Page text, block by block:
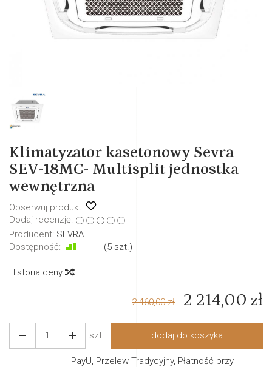
Klimatyzator kasetonowy Sevra
SEV-18MC- Multisplit jednostka
wewnętrzna
Obserwuj produkt:
Dodaj recenzję:
Producent: SEVRA
Dostępność:
(5 szt.)
Historia ceny
2 460,00 zł 2 214,00 zł
szt. dodaj do koszyka
PayU, Przelew Tradycyjny, Płatność przy